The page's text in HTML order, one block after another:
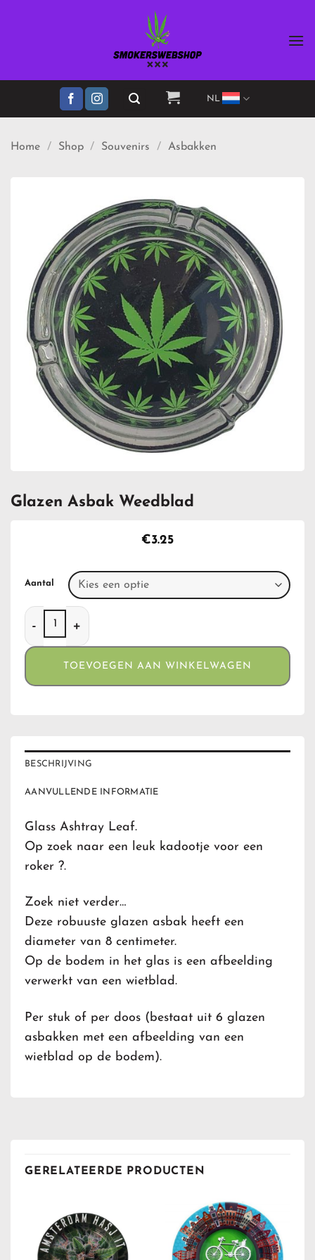
NL
Home / Shop / Souvenirs / Asbakken
Glazen Asbak Weedblad
€3.25
Aantal
Glazen Asbak Weedblad aantal
TOEVOEGEN AAN WINKELWAGEN
BESCHRIJVING
AANVULLENDE INFORMATIE
Glass Ashtray Leaf.
Op zoek naar een leuk kadootje voor een
roker ?.
Zoek niet verder…
Deze robuuste glazen asbak heeft een
diameter van 8 centimeter.
Op de bodem in het glas is een afbeelding
verwerkt van een wietblad.
Per stuk of per doos (bestaat uit 6 glazen
asbakken met een afbeelding van een
wietblad op de bodem).
GERELATEERDE PRODUCTEN